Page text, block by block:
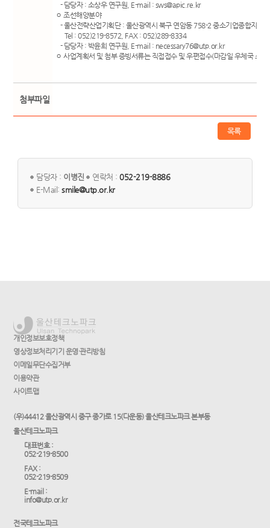
- 담당자 : 소상우 연구원, E-mail : sws@apic.re.kr
ㅇ 조선해양분야
- 울산전략산업기획단 : 울산광역시 북구 연암동 758-2 중소기업종합지원
Tel : 052)219-8572, FAX : 052)289-8334
- 담당자 : 박윤희 연구원, E-mail : necessary76@utp.or.kr
ㅇ 사업계획서 및 첨부 증빙서류는 직접접수 및 우편접수(마감일 우체국 소인
첨부파일
목록
담당자 : 이병진 연락처 :052-219-8886
E-Mail:smile@utp.or.kr
개인정보보호정책
영상정보처리기기 운영·관리방침
이메일무단수집거부
이용약관
사이트맵
(우)44412 울산광역시 중구 종가로 15(다운동) 울산테크노파크 본부동
울산테크노파크
대표번호 :
052-219-8500
FAX :
052-219-8509
E-mail :
info@utp.or.kr
전국테크노파크